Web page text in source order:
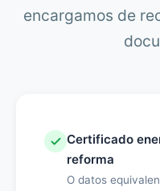
encargamos de
Certificado
reforma
O datos